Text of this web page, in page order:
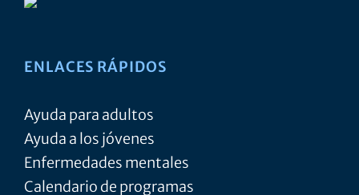
ENLACES RÁPIDOS
Ayuda para adultos
Ayuda a los jóvenes
Enfermedades mentales
Calendario de programas